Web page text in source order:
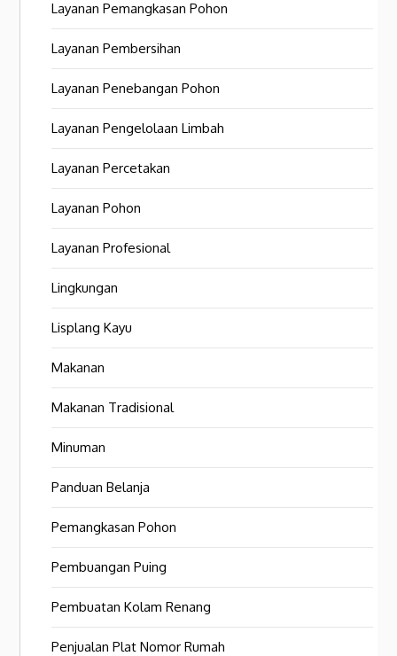
Layanan Pemangkasan Pohon
Layanan Pembersihan
Layanan Penebangan Pohon
Layanan Pengelolaan Limbah
Layanan Percetakan
Layanan Pohon
Layanan Profesional
Lingkungan
Lisplang Kayu
Makanan
Makanan Tradisional
Minuman
Panduan Belanja
Pemangkasan Pohon
Pembuangan Puing
Pembuatan Kolam Renang
Penjualan Plat Nomor Rumah